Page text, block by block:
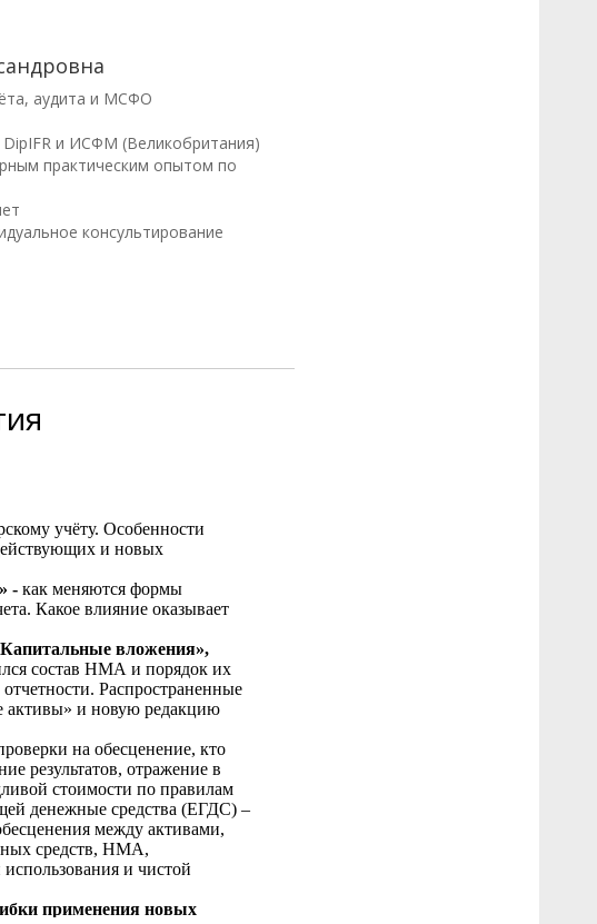
аудита и МСФО
и ИСФМ (Великобритания)
практическим опытом по
консультирование